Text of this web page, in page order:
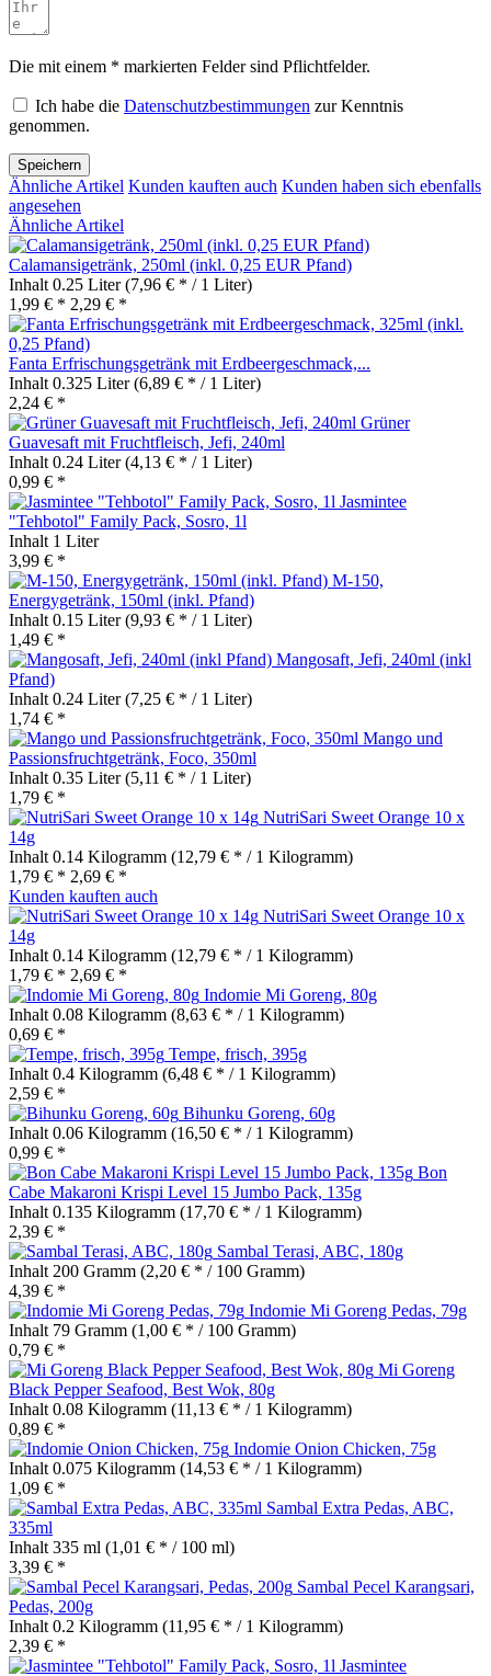
Die mit einem * markierten Felder sind Pflichtfelder.
Ich habe die Datenschutzbestimmungen zur Kenntnis
genommen.
Speichern
Ähnliche Artikel Kunden kauften auch Kunden haben sich ebenfalls
angesehen
Ähnliche Artikel
Calamansigetränk, 250ml (inkl. 0,25 EUR Pfand)
Inhalt 0.25 Liter(7,96 € * / 1 Liter)
1,99 € * 2,29 € *
Fanta Erfrischungsgetränk mit Erdbeergeschmack,...
Inhalt 0.325 Liter(6,89 € * / 1 Liter)
2,24 € *
Grüner
Guavesaft mit Fruchtfleisch, Jefi, 240ml
Inhalt 0.24 Liter(4,13 € * / 1 Liter)
0,99 € *
Jasmintee
"Tehbotol" Family Pack, Sosro, 1l
Inhalt 1 Liter
3,99 € *
M-150,
Energygetränk, 150ml (inkl. Pfand)
Inhalt 0.15 Liter(9,93 € * / 1 Liter)
1,49 € *
Mangosaft, Jefi, 240ml (inkl
Pfand)
Inhalt 0.24 Liter(7,25 € * / 1 Liter)
1,74 € *
Mango und
Passionsfruchtgetränk, Foco, 350ml
Inhalt 0.35 Liter(5,11 € * / 1 Liter)
1,79 € *
NutriSari Sweet Orange 10 x
14g
Inhalt 0.14 Kilogramm (12,79 € * / 1 Kilogramm)
1,79 € * 2,69 € *
Kunden kauften auch
NutriSari Sweet Orange 10 x
14g
Inhalt 0.14 Kilogramm (12,79 € * / 1 Kilogramm)
1,79 € * 2,69 € *
Indomie Mi Goreng, 80g
Inhalt 0.08 Kilogramm (8,63 € * / 1 Kilogramm)
0,69 € *
Tempe, frisch, 395g
Inhalt 0.4 Kilogramm (6,48 € * / 1 Kilogramm)
2,59 € *
Bihunku Goreng, 60g
Inhalt 0.06 Kilogramm (16,50 € * / 1 Kilogramm)
0,99 € *
Bon
Cabe Makaroni Krispi Level 15 Jumbo Pack, 135g
Inhalt 0.135 Kilogramm (17,70 € * / 1 Kilogramm)
2,39 € *
Sambal Terasi, ABC, 180g
Inhalt 200 Gramm (2,20 € * / 100 Gramm)
4,39 € *
Indomie Mi Goreng Pedas, 79g
Inhalt 79 Gramm (1,00 € * / 100 Gramm)
0,79 € *
Mi Goreng
Black Pepper Seafood, Best Wok, 80g
Inhalt 0.08 Kilogramm (11,13 € * / 1 Kilogramm)
0,89 € *
Indomie Onion Chicken, 75g
Inhalt 0.075 Kilogramm (14,53 € * / 1 Kilogramm)
1,09 € *
Sambal Extra Pedas, ABC,
335ml
Inhalt 335 ml (1,01 € * / 100 ml)
3,39 € *
Sambal Pecel Karangsari,
Pedas, 200g
Inhalt 0.2 Kilogramm (11,95 € * / 1 Kilogramm)
2,39 € *
Jasmintee